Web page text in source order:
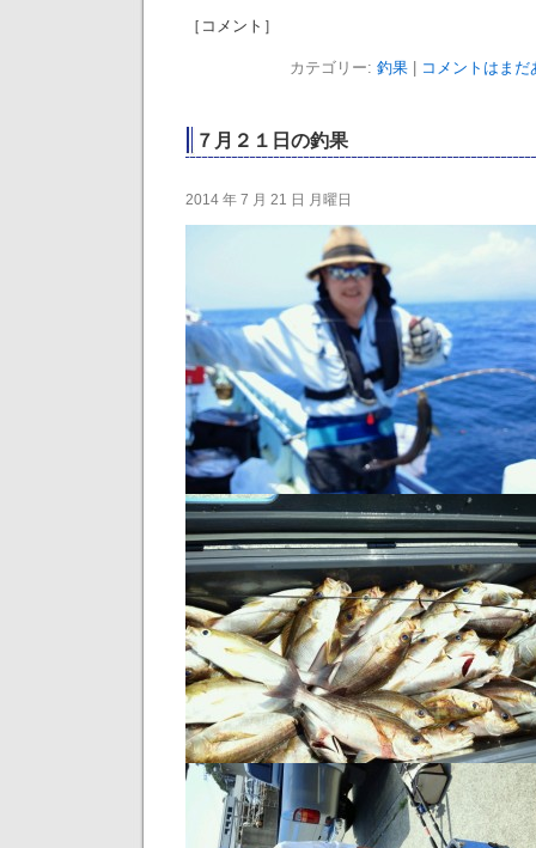
［コメント］
カテゴリー: 釣果| コメントはまだ
７月２１日の釣果
2014 年 7 月 21 日 月曜日